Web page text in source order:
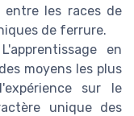
entre les races de
de ferrure.
en
moyens les plus
sur le
unique des